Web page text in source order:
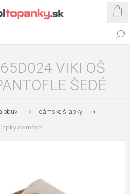
VIKI OŠ
ŠEDÉ
obuv dámske šľapky
domáce